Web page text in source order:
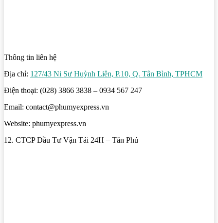
Thông tin liên hệ
Địa chỉ: 127/43 Ni Sư Huỳnh Liên, P.10, Q. Tân Bình, TPHCM
Điện thoại: (028) 3866 3838 – 0934 567 247
Email: contact@phumyexpress.vn
Website: phumyexpress.vn
12. CTCP Đầu Tư Vận Tải 24H – Tân Phú